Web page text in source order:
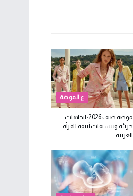
ع الموضة
موضة صيف 2026: اتجاهات
جريئة وتنسيقات أنيقة للمرأة
العربية